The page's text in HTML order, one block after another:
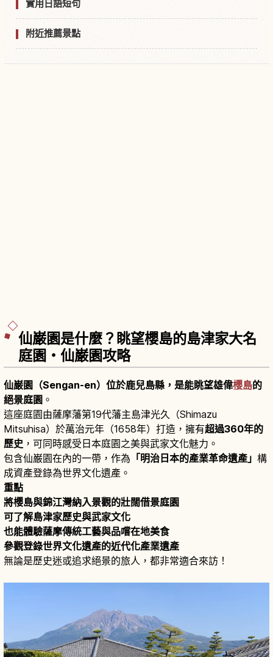
實用日語短句
附近推薦景點
仙巌園是什麼？眺望櫻島的島津家大名
庭園・仙巌園攻略
仙巌園（Sengan-en）位於鹿兒島縣，是能眺望雄偉櫻島的
絕景庭園 。
這座庭園由薩摩藩第19代藩主島津光久（Shimazu
Mitsuhisa）於萬治元年（1658年）打造，擁有超過360年的
歷史 ，可同時感受日本庭園之美與武家文化魅力。
包含仙巌園在內的一帶，作為 「明治日本的產業革命遺產」 構
成資產登錄為世界文化遺產。
重點
將櫻島與錦江灣納入景觀的壯闊借景庭園
可了解島津家歷史與武家文化
也能體驗薩摩傳統工藝與品嚐在地美食
參觀登錄世界文化遺產的近代化產業遺產
無論是歷史迷或追求絕景的旅人，都非常適合來訪！